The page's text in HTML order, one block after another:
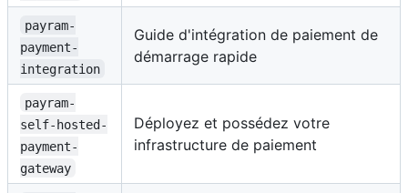
payram-
payment-
integration
Guide d'intégration de paiement de
démarrage rapide
payram-
self-hosted-
payment-
gateway
Déployez et possédez votre
infrastructure de paiement